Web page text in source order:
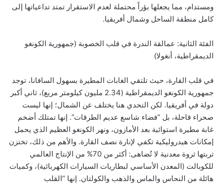
ومستدام، مما يجعلها بؤراً محتملة لعدم الاستقرار تمتد تداعياتها إلى
كامل منطقة الساحل وشمال أفريقيا.
الفئة الثانية: عمالقة الندرة في قلب الخصوبة (جمهورية الكونغو
الديمقراطية، أنغولا)
في قلب القارة، حيث تلتقي الغابات المطيرة بسهول السافانا، توجد
جمهورية الكونغو الديمقراطية (2.34 مليون كيلومتر مربع)، ثاني أكبر
دولة في أفريقيا. لكن التحدي هنا يختلف عن الشمال؛ إنها ليست
صحراء قاحلة، بل “فضاء شاسع عديم الطرقات”. إنها تمتلك أضخم
غابة مطيرة استوائية بعد الأمازون، ونهر الكونغو العظيم الذي يحمل
إمكانات هيدروليكية تكفي لإنارة نصف القارة. والأهم من ذلك، تختزن
تربتها ثروة معدنية لا تُضاهى: أكثر من 70% من الإنتاج العالمي
للكوبالت (المعدن الأساسي لبطاريات السيارات الكهربائية)، وكميات
هائلة من النحاس والماس والذهب والكولتان. إنها “القلب